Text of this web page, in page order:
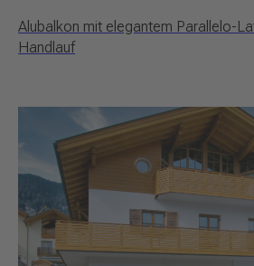
Alubalkon mit elegantem Parallelo-
Handlauf